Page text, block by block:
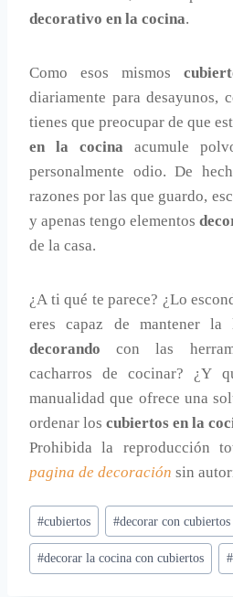
decorativo en la cocina.
Como esos mismos
diariamente para desayunos,
tienes que preocupar de que
en la cocina acumule
personalmente odio. De
razones por las que guardo,
y apenas tengo elementos
de la casa.
¿A ti qué te parece? ¿Lo
eres capaz de mantener
decorando con las
cacharros de cocinar? ¿Y
manualidad que ofrece una
ordenar los cubiertos en la
Prohibida la reproducción
pagina de decoración sin
Etiquetas
de
la
#cubiertos #decorar con cubiertos
#decorar la cocina con cubiertos #